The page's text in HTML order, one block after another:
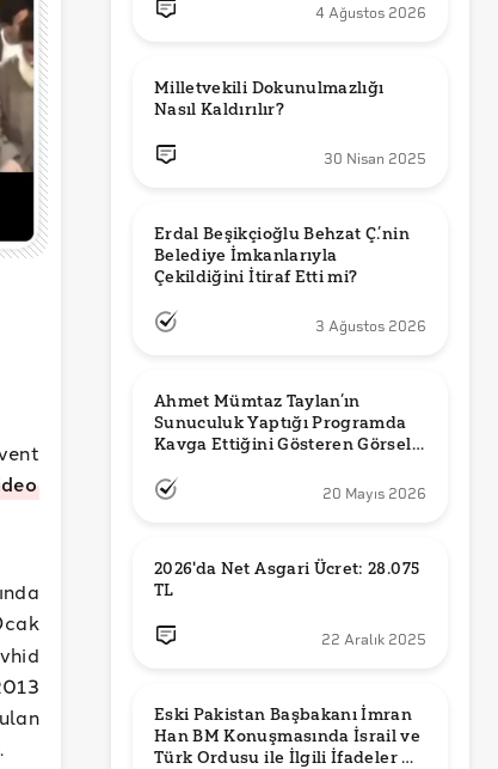
4 Ağustos 2026
Milletvekili Dokunulmazlığı
Nasıl Kaldırılır?
30 Nisan 2025
Erdal Beşikçioğlu Behzat Ç.’nin
Belediye İmkanlarıyla
3 Ağustos 2026
Ahmet Mümtaz Taylan’ın
Sunuculuk Yaptığı Programda
Kavga Ettiğini Gösteren Görsel
20 Mayıs 2026
2026'da Net Asgari Ücret: 28.075
TL
22 Aralık 2025
Eski Pakistan Başbakanı İmran
Han BM Konuşmasında İsrail ve
Türk Ordusu ile İlgili İfadeler mi